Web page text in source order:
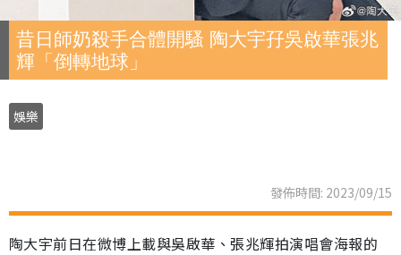
昔日師奶殺手合體開騷 陶大宇孖吳啟華張兆
輝「倒轉地球」
娛樂
發佈時間: 2023/09/15
陶大宇前日在微博上載與吳啟華、張兆輝拍演唱會海報的